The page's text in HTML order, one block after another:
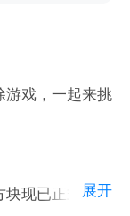
游戏，一起来挑
块现已正式登陆
展开